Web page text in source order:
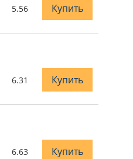
5.56 Купить
6.31 Купить
6.63 Купить